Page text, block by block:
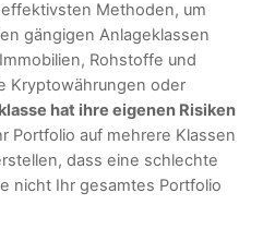
Methoden, um
gängigen Anlageklassen
Rohstoffe und
Kryptowährungen oder
hat ihre eigenen Risiken
Portfolio auf mehrere Klassen
dass eine schlechte
nicht Ihr gesamtes Portfolio